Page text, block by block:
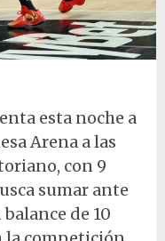
esta noche a
Arena a las
con 9
sumar ante
de 10